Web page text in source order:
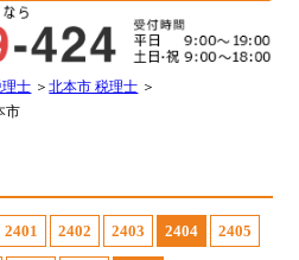
士 ＞北本市 税理士 ＞
市
2401 2402 2403 2404 2405